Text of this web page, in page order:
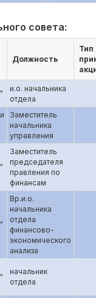
совета:
Должность
Тип
и.о. начальника
отдела
Заместитель
начальника
управления
Заместитель
председателя
правления по
финансам
Вр.и.о.
начальника
отдела
финансово-
экономического
анализа
начальник
отдела